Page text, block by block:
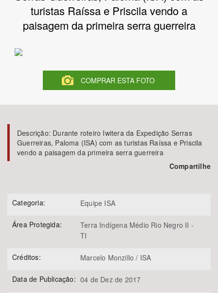
Bioma / Bacia
Tema
Área Protegida
turistas Raíssa e Priscila vendo a
paisagem da primeira serra guerreira
COMPRAR ESTA FOTO
Descrição: Durante roteiro Iwitera da Expedição Serras
Guerreiras, Paloma (ISA) com as turistas Raíssa e Priscila
vendo a paisagem da primeira serra guerreira
Compartilhe
Categoria: Equipe ISA
Área Protegida:
Terra Indígena Médio Rio Negro II -
TI
Créditos: Marcelo Monzillo / ISA
Data de Publicação: 04 de Dez de 2017